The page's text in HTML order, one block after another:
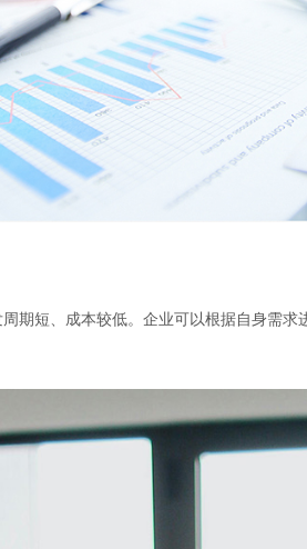
期短、成本较低。企业可以根据自身需